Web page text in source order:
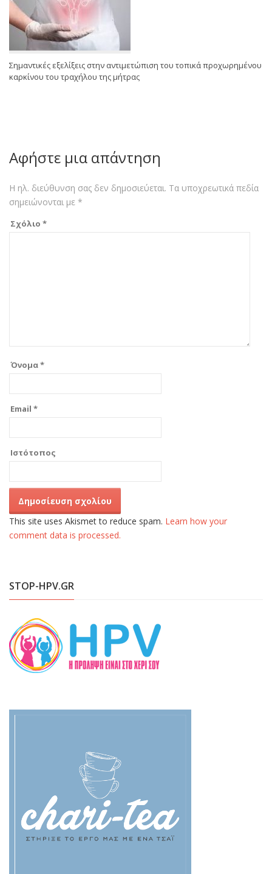
Σημαντικές εξελίξεις στην αντιμετώπιση του τοπικά προχωρημένου
καρκίνου του τραχήλου της μήτρας
Αφήστε μια απάντηση
Η ηλ. διεύθυνση σας δεν δημοσιεύεται. Τα υποχρεωτικά πεδία
σημειώνονται με *
Σχόλιο *
Όνομα*
Email *
Ιστότοπος
This site uses Akismet to reduce spam. Learn how your
comment data is processed.
STOP-HPV.GR